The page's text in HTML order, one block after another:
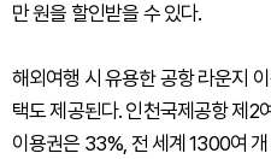
만 원을 할인받을 수 있다.
해외여행 시 유용한 공항 라운지
택도 제공된다. 인천국제공항 제2
이용권은 33%, 전 세계 1300여